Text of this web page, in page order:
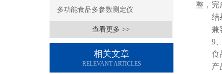
多功能食品多参数测定仪
查看更多 >>
相关文章
RELEVANT ARTICLES
整，完
结果
兼容
9、
食品
产品